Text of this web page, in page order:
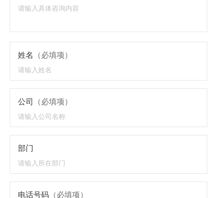
姓名 （必填项）
公司 （必填项）
部门
电话号码 （必填项）